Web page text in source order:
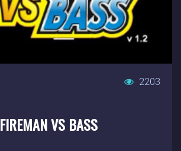
2203
FIREMAN VS BASS